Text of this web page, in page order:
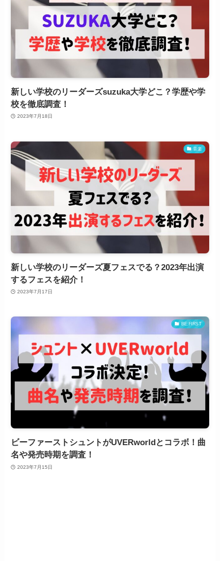
新しい学校のリーダーズsuzuka大学どこ？学歴や学
校を徹底調査！
2023年7月18日
音楽
新しい学校のリーダーズ夏フェスでる？2023年出演
するフェスを紹介！
2023年7月17日
BE:FIRST
ビーファーストシュントがUVERworldとコラボ！曲
名や発売時期を調査！
2023年7月15日